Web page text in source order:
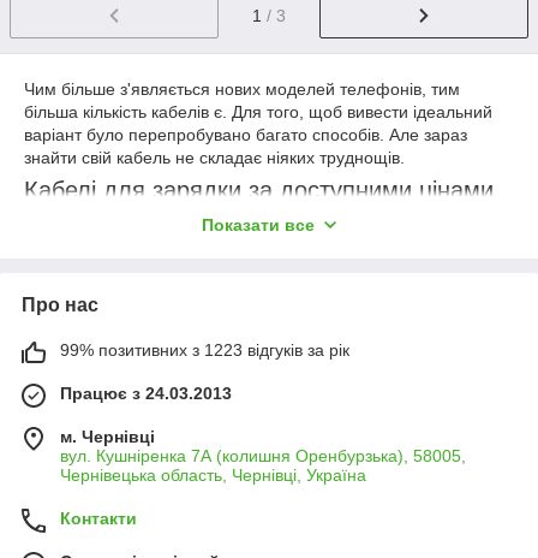
1 / 3
Чим більше з'являється нових моделей телефонів, тим
більша кількість кабелів є. Для того, щоб вивести ідеальний
варіант було перепробувано багато способів. Але зараз
знайти свій кабель не складає ніяких труднощів.
Кабелі для зарядки за доступними цінами
Для того, що придбати свій кабель не треба довго ходити і
Lightning – підходить до продукції APPLE.
порт підходить до більшості смартфонів і планшетів.
mini USB – підходить для тих приладів, у яких роз'єм
ігрових контролерів.
USB Type - C – дуже популярний для гаджетів різних
даними.
Показати все
Про нас
99% позитивних з 1223 відгуків за рік
Працює з 24.03.2013
м. Чернівці
вул. Кушніренка 7А (колишня Оренбурзька), 58005,
Чернівецька область, Чернівці, Україна
Контакти